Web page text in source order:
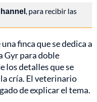
, para recibir las
finca que se dedica a
Gyr para doble
los detalles que se
cría. El veterinario
de explicar el tema.